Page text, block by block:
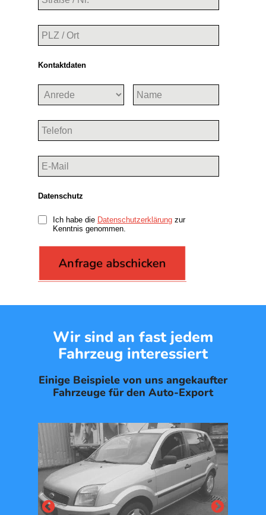
Kontaktdaten
Datenschutz
Ich habe die Datenschutzerklärung zur
Kenntnis genommen.
Wir sind an fast jedem
Fahrzeug interessiert
Einige Beispiele von uns angekaufter
Fahrzeuge für den Auto-Export